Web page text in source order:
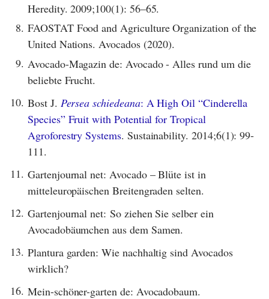
Heredity. 2009;100(1): 56–65.
8. FAOSTAT Food and Agriculture Organization of the
United Nations. Avocados (2020).
9. Avocado-Magazin de: Avocado - Alles rund um die
beliebte Frucht.
10. Bost J. Persea schiedeana: A High Oil “Cinderella
Species” Fruit with Potential for Tropical
Agroforestry Systems. Sustainability. 2014;6(1): 99-
111.
11. Gartenjournal net: Avocado – Blüte ist in
mitteleuropäischen Breitengraden selten.
12. Gartenjournal net: So ziehen Sie selber ein
Avocadobäumchen aus dem Samen.
13. Plantura garden: Wie nachhaltig sind Avocados
wirklich?
16. Mein-schöner-garten de: Avocadobaum.